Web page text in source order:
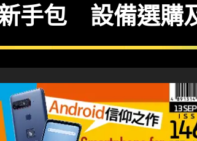
新手包 設備選購